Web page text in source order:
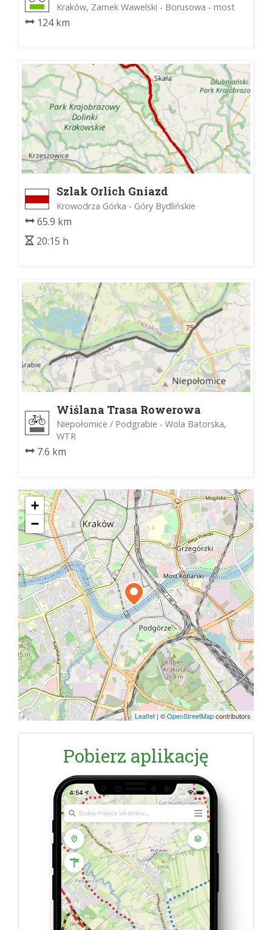
Kraków, Zamek Wawelski - Borusowa - most
124 km
Szlak Orlich Gniazd
Krowodrza Górka - Góry Bydlińskie
65.9 km
20:15 h
Wiślana Trasa Rowerowa
Niepołomice / Podgrabie - Wola Batorska,
WTR
7.6 km
+
−
Leaflet | ©OpenStreetMapcontributors
Pobierz aplikację